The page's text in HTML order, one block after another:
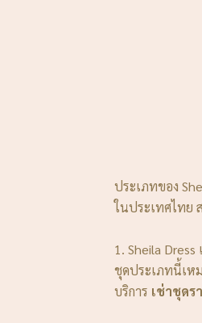
ประเภทของ
ในประเทศไทย
1. Sheila
ชุดประเภทนี้เห
บริการ เช่าชุดร